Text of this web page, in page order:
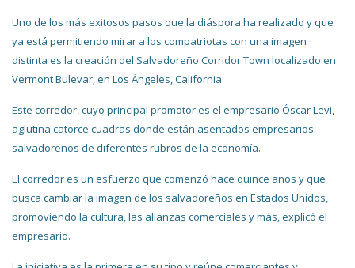
Uno de los más exitosos pasos que la diáspora ha realizado y que
ya está permitiendo mirar a los compatriotas con una imagen
distinta es la creación del Salvadoreño Corridor Town localizado en
Vermont Bulevar, en Los Ángeles, California.
Este corredor, cuyo principal promotor es el empresario Óscar Levi,
aglutina catorce cuadras donde están asentados empresarios
salvadoreños de diferentes rubros de la economía.
El corredor es un esfuerzo que comenzó hace quince años y que
busca cambiar la imagen de los salvadoreños en Estados Unidos,
promoviendo la cultura, las alianzas comerciales y más, explicó el
empresario.